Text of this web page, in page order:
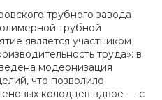
трубного завода
трубной
является участником
труда»: в
модернизация
что позволило
колодцев вдвое — с